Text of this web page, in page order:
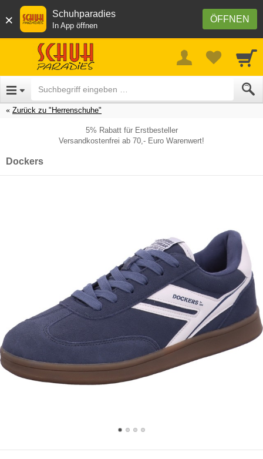
× ÖFFNEN
Schuhparadies
In App öffnen
Zurück zu "Herrenschuhe"
5% Rabatt für Erstbesteller
Versandkostenfrei ab 70,- Euro Warenwert!
Dockers